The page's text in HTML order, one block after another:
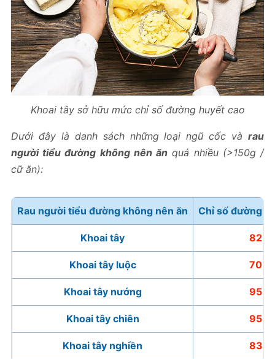
Khoai tây sở hữu mức chỉ số đường huyết cao
Dưới đây là danh sách những loại ngũ cốc và rau
người tiểu đường không nên ăn quá nhiều (>150g /
cữ ăn):
Rau người tiểu đường không nên ăn Chỉ số đường
Khoai tây 82
Khoai tây luộc 70
Khoai tây nướng 95
Khoai tây chiên 95
Khoai tây nghiền 83